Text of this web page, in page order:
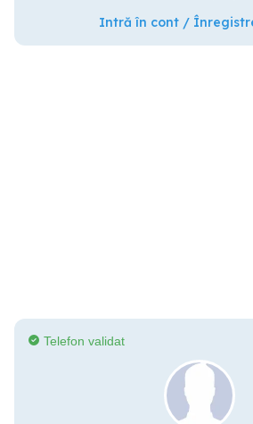
Intră în cont /
Telefon validat